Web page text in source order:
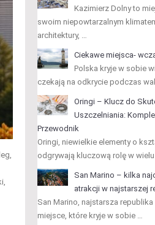
Kazimierz Dolny to
swoim niepowtarzalnym
architektury, …
Ciekawe miejsca-
Polska kryje w sobie
czekają na odkrycie podczas
Oringi – Klucz do
Uszczelniania:
Przewodnik
Oringi, niewielkie elementy o
odgrywają kluczową rolę w
San Marino – kilka
atrakcji w najstarszej
San Marino, najstarsza
miejsce, które kryje w sobie …